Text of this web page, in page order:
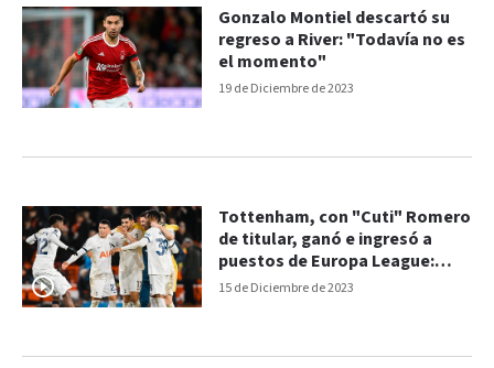
19 de Diciembre de 2023
Gonzalo Montiel descartó su
regreso a River: "Todavía no es
el momento"
15 de Diciembre de 2023
Tottenham, con "Cuti" Romero
de titular, ganó e ingresó a
puestos de Europa League:
goles del 2-0